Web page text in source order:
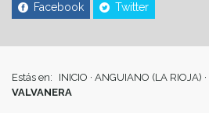
Facebook Twitter
Estás en: INICIO · ANGUIANO (LA RIOJA) ·
VALVANERA